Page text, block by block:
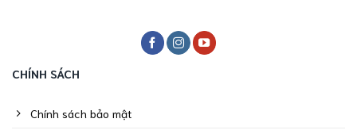
CHÍNH SÁCH
Chính sách bảo mật